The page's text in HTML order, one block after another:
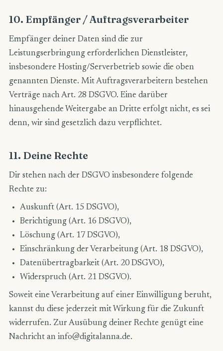
10. Empfänger / Auftragsverarbeiter
Empfänger deiner Daten sind die zur
Leistungserbringung erforderlichen Dienstleister,
insbesondere Hosting/Serverbetrieb sowie die oben
genannten Dienste. Mit Auftragsverarbeitern bestehen
Verträge nach Art. 28 DSGVO. Eine darüber
hinausgehende Weitergabe an Dritte erfolgt nicht, es sei
denn, wir sind gesetzlich dazu verpflichtet.
11. Deine Rechte
Dir stehen nach der DSGVO insbesondere folgende
Rechte zu:
Auskunft (Art. 15 DSGVO),
Berichtigung (Art. 16 DSGVO),
Löschung (Art. 17 DSGVO),
Einschränkung der Verarbeitung (Art. 18 DSGVO),
Datenübertragbarkeit (Art. 20 DSGVO),
Widerspruch (Art. 21 DSGVO).
Soweit eine Verarbeitung auf einer Einwilligung beruht,
kannst du diese jederzeit mit Wirkung für die Zukunft
widerrufen. Zur Ausübung deiner Rechte genügt eine
Nachricht an info@digitalanna.de.